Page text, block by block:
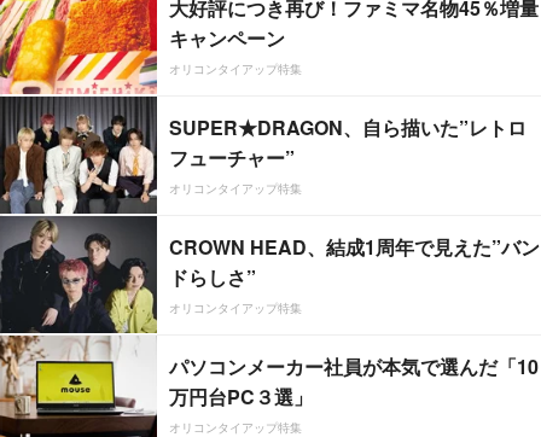
大好評につき再び！ファミマ名物45％増量
キャンペーン
オリコンタイアップ特集
SUPER★DRAGON、自ら描いた”レトロ
フューチャー”
オリコンタイアップ特集
CROWN HEAD、結成1周年で見えた”バン
ドらしさ”
オリコンタイアップ特集
パソコンメーカー社員が本気で選んだ「10
万円台PC３選」
オリコンタイアップ特集